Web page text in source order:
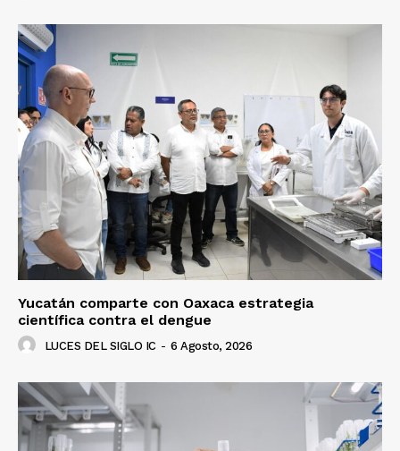
Yucatán comparte con Oaxaca estrategia
científica contra el dengue
LUCES DEL SIGLO IC - 6 Agosto, 2026